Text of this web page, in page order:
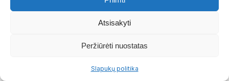
Atsisakyti
Peržiūrėti nuostatas
Slapukų politika
ATRANKA